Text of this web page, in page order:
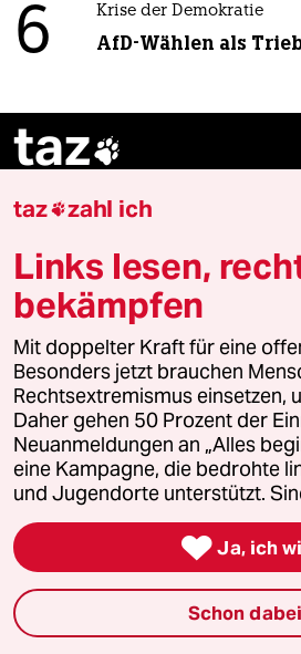
6 Krise der Demokratie
AfD-Wählen als
taz
Folgen Sie uns
Ressorts
Politik
Öko
Gesellschaft
Kultur
Sport
Berlin
taz zahl ich
Links lesen,
bekämpfen
Mit doppelter Kraft für eine
Besonders jetzt brauchen
Rechtsextremismus einsetzen,
Daher gehen 50 Prozent der
Neuanmeldungen an „Alles
eine Kampagne, die bedrohte
und Jugendorte unterstützt.
 Ja, ich
Schon